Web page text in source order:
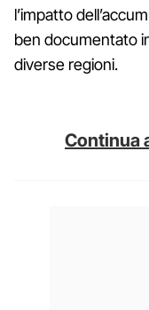
l’impatto
ben documentato
diverse regioni.
Continua